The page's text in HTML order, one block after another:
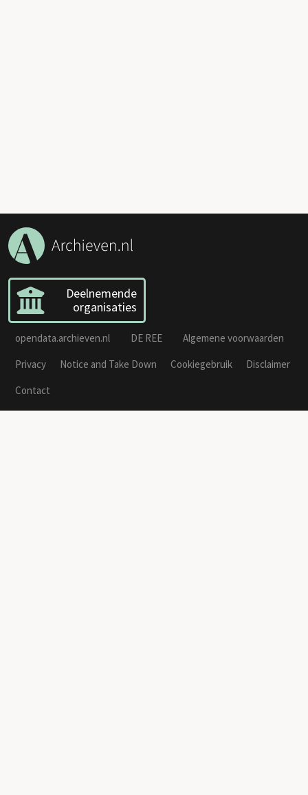
Deelnemende
organisaties
opendata.archieven.nl DE REE
Algemene voorwaarden
Privacy
Notice and Take Down Cookiegebruik
Disclaimer
Contact